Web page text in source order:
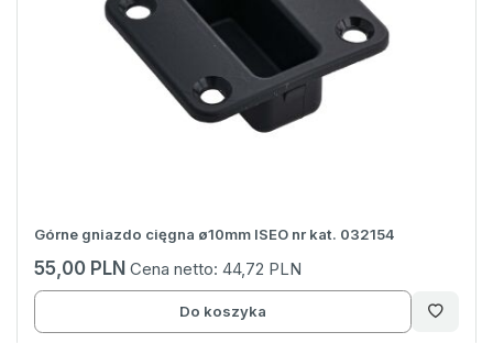
Górne gniazdo cięgna ø10mm ISEO nr kat. 032154
55,00 PLN Cena netto: 44,72 PLN
Do koszyka